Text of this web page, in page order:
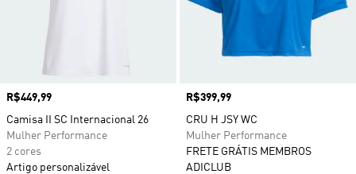
Preço
R$449,99
Camisa II SC Internacional 26
Mulher Performance
2 cores
Artigo personalizável
Preço
R$399,99
CRU H JSY WC
Mulher Performance
FRETE GRÁTIS MEMBROS
ADICLUB